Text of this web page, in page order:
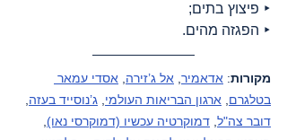
‣ פיצוץ בתים;
‣ הפגזה מהים.
מקורות: אדאמיר, אל ג’זירה, אסדי עמאר
בטלגרם, ארגון הבריאות העולמי, ג’נוסייד בעזה,
דובר צה"ל, דמוקרטיה עכשיו (דמוקרסי נאו),